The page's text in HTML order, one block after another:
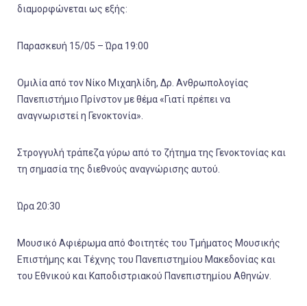
διαμορφώνεται ως εξής:
Παρασκευή 15/05 – Ώρα 19:00
Ομιλία από τον Νίκο Μιχαηλίδη, Δρ. Ανθρωπολογίας
Πανεπιστήμιο Πρίνστον με θέμα «Γιατί πρέπει να
αναγνωριστεί η Γενοκτονία».
Στρογγυλή τράπεζα γύρω από το ζήτημα της Γενοκτονίας και
τη σημασία της διεθνούς αναγνώρισης αυτού.
Ώρα 20:30
Μουσικό Αφιέρωμα από Φοιτητές του Τμήματος Μουσικής
Επιστήμης και Τέχνης του Πανεπιστημίου Μακεδονίας και
του Εθνικού και Καποδιστριακού Πανεπιστημίου Αθηνών.